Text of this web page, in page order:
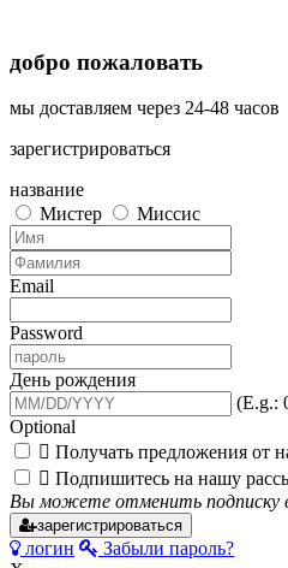
добро пожаловать
мы доставляем через 24-48 часов
зарегистрироваться
название
Мистер
Миссис
Email
Password
День рождения
(E.g.:
Optional
 Получать предложения от
 Подпишитесь на нашу
Вы можете отменить подписку
зарегистрироваться
логин
Забыли пароль?